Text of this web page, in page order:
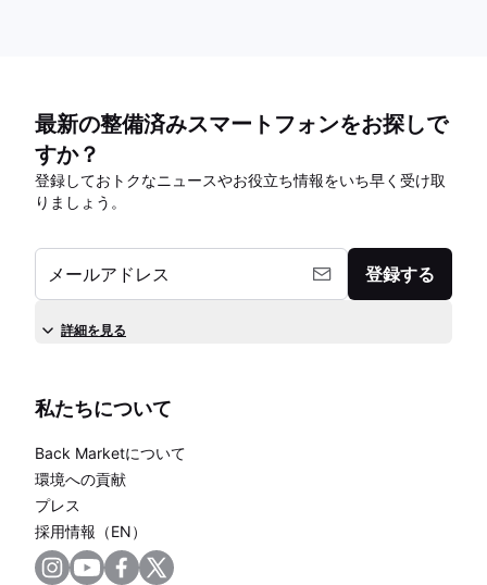
最新の整備済みスマートフォンをお探しで
すか？
登録しておトクなニュースやお役立ち情報をいち早く受け取
りましょう。
メールアドレス 登録する
詳細を見る
私たちについて
Back Marketについて
環境への貢献
プレス
採用情報（EN）